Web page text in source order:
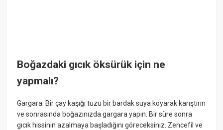
Boğazdaki gıcık öksürük için ne
yapmalı?
Gargara: Bir çay kaşığı tuzu bir bardak suya koyarak karıştırın
ve sonrasında boğazınızda gargara yapın. Bir süre sonra
gıcık hissinin azalmaya başladığını göreceksiniz. Zencefil ve